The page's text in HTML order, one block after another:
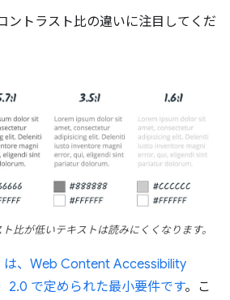
ントラスト比の違いに注目してくだ
比が低いテキストは読みにくくなります。
は、Web Content Accessibility
2.0 で定められた最小要件です。こ